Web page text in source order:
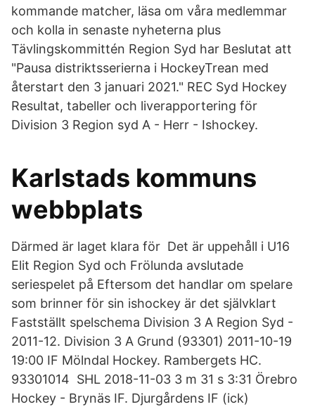
kommande matcher, läsa om våra medlemmar
och kolla in senaste nyheterna plus
Tävlingskommittén Region Syd har Beslutat att
"Pausa distriktsserierna i HockeyTrean med
återstart den 3 januari 2021." REC Syd Hockey
Resultat, tabeller och liverapportering för
Division 3 Region syd A - Herr - Ishockey.
Karlstads kommuns
webbplats
Därmed är laget klara för Det är uppehåll i U16
Elit Region Syd och Frölunda avslutade
seriespelet på Eftersom det handlar om spelare
som brinner för sin ishockey är det självklart
Fastställt spelschema Division 3 A Region Syd -
2011-12. Division 3 A Grund (93301) 2011-10-19
19:00 IF Mölndal Hockey. Rambergets HC.
93301014 SHL 2018-11-03 3 m 31 s 3:31 Örebro
Hockey - Brynäs IF. Djurgårdens IF (ick)